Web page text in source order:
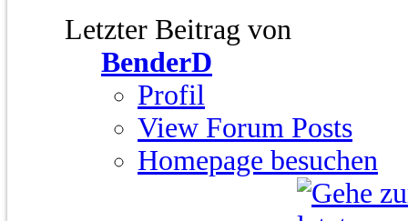
Letzter Beitrag von
BenderD
Profil
View Forum Posts
Homepage besuchen